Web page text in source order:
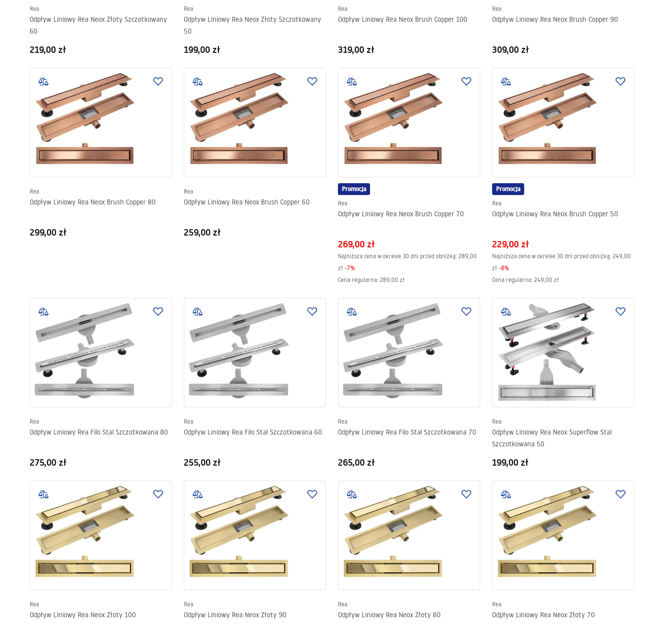
Rea
Odpływ Liniowy Rea Neox Złoty Szczotkowany
60
219,00 zł
Rea
Odpływ Liniowy Rea Neox Złoty Szczotkowany
50
199,00 zł
Rea
Odpływ Liniowy Rea Neox Brush Copper 100
319,00 zł
Rea
Odpływ Liniowy Rea Neox Brush Copper 90
309,00 zł
Rea
Odpływ Liniowy Rea Neox Brush Copper 80
299,00 zł
Rea
Odpływ Liniowy Rea Neox Brush Copper 60
259,00 zł
Promocja
Rea
Odpływ Liniowy Rea Neox Brush Copper 70
269,00 zł
Najniższa cena w okresie 30 dni przed obniżką: 289,00
zł -7%
Cena regularna: 289,00 zł
Promocja
Rea
Odpływ Liniowy Rea Neox Brush Copper 50
229,00 zł
Najniższa cena w okresie 30 dni przed obniżką: 249,00
zł -8%
Cena regularna: 249,00 zł
Rea
Odpływ Liniowy Rea Filo Stal Szczotkowana 80
275,00 zł
Rea
Odpływ Liniowy Rea Filo Stal Szczotkowana 60
255,00 zł
Rea
Odpływ Liniowy Rea Filo Stal Szczotkowana 70
265,00 zł
Rea
Odpływ Liniowy Rea Neox Superflow Stal
Szczotkowana 50
199,00 zł
Rea
Odpływ Liniowy Rea Neox Złoty 100
Rea
Odpływ Liniowy Rea Neox Złoty 90
Rea
Odpływ Liniowy Rea Neox Złoty 80
Rea
Odpływ Liniowy Rea Neox Złoty 70